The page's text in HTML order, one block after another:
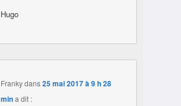
Hugo
Frankydans25 mai 2017 à 9 h 28
mina dit :